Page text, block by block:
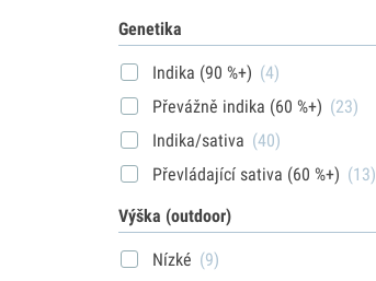
Genetika
Indika (90 %+) (4)
Převážně indika (60 %+) (23)
Indika/sativa (40)
Převládající sativa (60 %+) (13)
Výška (outdoor)
Nízké (9)